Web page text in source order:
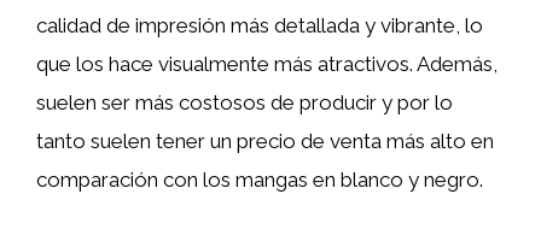
calidad de impresión más detallada y vibrante, lo
que los hace visualmente más atractivos. Además,
suelen ser más costosos de producir y por lo
tanto suelen tener un precio de venta más alto en
comparación con los mangas en blanco y negro.